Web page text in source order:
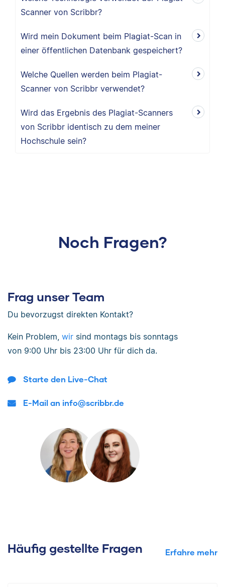
Scanner von Scribbr?
Wird mein Dokument beim Plagiat-Scan in
einer öffentlichen Datenbank gespeichert?
Welche Quellen werden beim Plagiat-
Scanner von Scribbr verwendet?
Wird das Ergebnis des Plagiat-Scanners
von Scribbr identisch zu dem meiner
Hochschule sein?
Noch Fragen?
Frag unser Team
Du bevorzugst direkten Kontakt?
Kein Problem, wir sind montags bis sonntags
von 9:00 Uhr bis 23:00 Uhr für dich da.
Starte den Live-Chat
E-Mail an info@scribbr.de
Häufig gestellte Fragen Erfahre mehr